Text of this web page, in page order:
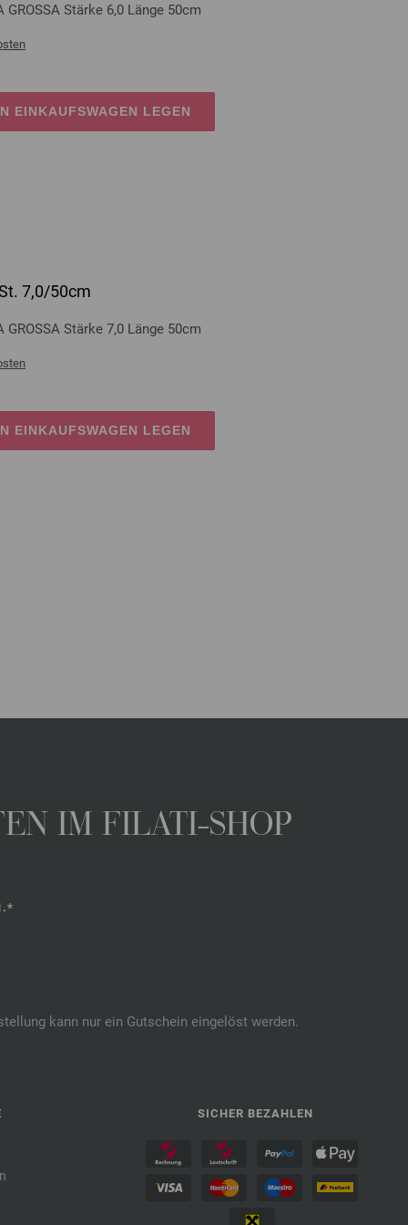
Stärke 6,0 Länge 50cm
EINKAUFSWAGEN LEGEN
7,0/50cm
Stärke 7,0 Länge 50cm
EINKAUFSWAGEN LEGEN
IM FILATI-SHOP
kann nur ein Gutschein eingelöst werden.
SICHER BEZAHLEN